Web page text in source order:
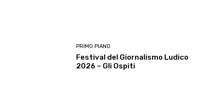
PRIMO PIANO
Festival del Giornalismo Ludico
2026 – Gli Ospiti